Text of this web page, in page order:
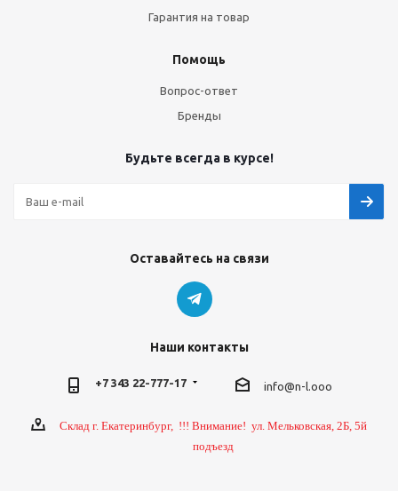
Гарантия на товар
Помощь
Вопрос-ответ
Бренды
Будьте всегда в курсе!
Оставайтесь на связи
Наши контакты
+7 343 22-777-17 info@n-l.ooo
Склад г. Екатеринбург, !!! Внимание! ул. Мельковская, 2Б, 5й
подъезд